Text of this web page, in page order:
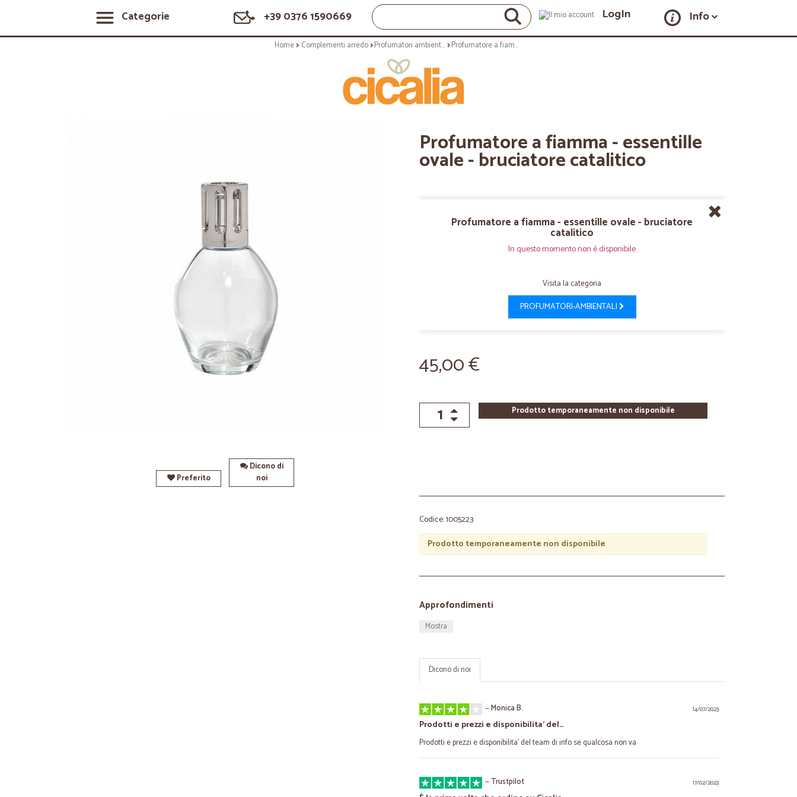
Categorie +39 0376 1590669 LogIn Info
Home Complementi arredo Profumatori ambientali Profumatore a fiamma - essentille ovale - bruciatore catalitico
Preferito
Dicono di
noi
Profumatore a fiamma - essentille
ovale - bruciatore catalitico
Profumatore a fiamma - essentille ovale - bruciatore
catalitico
In questo momento non è disponibile
Visita la categoria
PROFUMATORI-AMBIENTALI
45,00 €
Prodotto temporaneamente non disponibile
Codice: 1005223
Prodotto temporaneamente non disponibile
Approfondimenti
Mostra
Dicono di noi
14/07/2023
—Monica B.
Prodotti e prezzi e disponibilita' del…
Prodotti e prezzi e disponibilita' del team di info se qualcosa non va
17/02/2023
—Trustpilot